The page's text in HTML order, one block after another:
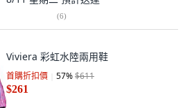
(6)
Viviera 彩虹水陸兩用鞋
首購折扣價 57%$611
$261